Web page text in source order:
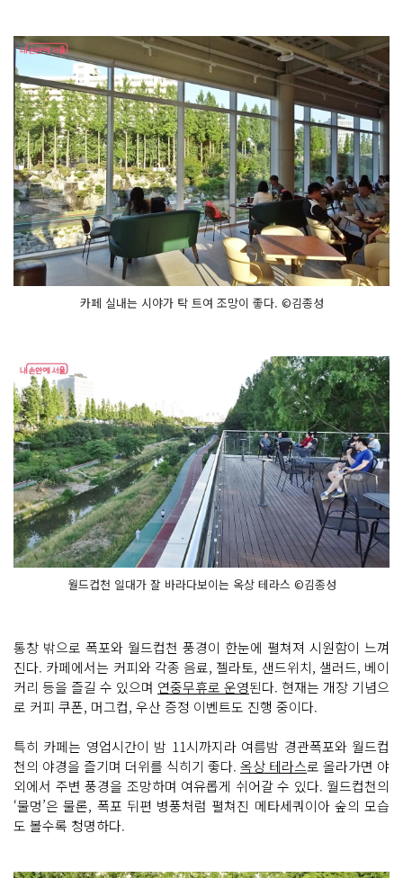
카페 실내는 시야가 탁 트여 조망이 좋다. ©김종성
월드컵천 일대가 잘 바라다보이는 옥상 테라스 ©김종성
통창 밖으로 폭포와 월드컵천 풍경이 한눈에 펼쳐져 시원함이 느껴
진다. 카페에서는 커피와 각종 음료, 젤라토, 샌드위치, 샐러드, 베이
커리 등을 즐길 수 있으며 연중무휴로 운영된다. 현재는 개장 기념으
로 커피 쿠폰, 머그컵, 우산 증정 이벤트도 진행 중이다.
특히 카페는 영업시간이 밤 11시까지라 여름밤 경관폭포와 월드컵
천의 야경을 즐기며 더위를 식히기 좋다. 옥상 테라스로 올라가면 야
외에서 주변 풍경을 조망하며 여유롭게 쉬어갈 수 있다. 월드컵천의
‘물멍’은 물론, 폭포 뒤편 병풍처럼 펼쳐진 메타세쿼이아 숲의 모습
도 볼수록 청명하다.